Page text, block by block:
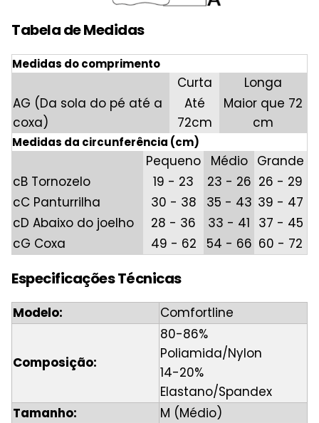
Tabela de Medidas
Medidas do comprimento
Curta
Longa
AG (Da sola do pé até a
coxa)
Até
72cm
Maior que 72
cm
Medidas da circunferência (cm)
Pequeno Médio
Grande
cB Tornozelo
19 - 23 23 - 26 26 - 29
cC Panturrilha
30 - 38 35 - 43 39 - 47
cD Abaixo do joelho
28 - 36 33 - 41 37 - 45
cG Coxa
49 - 62 54 - 66 60 - 72
Especificações Técnicas
Modelo: Comfortline
Composição:
80-86%
Poliamida/Nylon
14-20%
Elastano/Spandex
Tamanho:
M (Médio)